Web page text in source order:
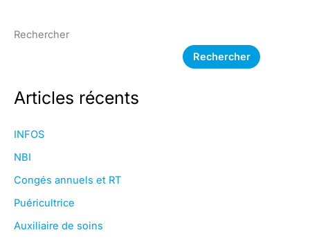
Rechercher
Rechercher
Articles récents
INFOS
NBI
Congés annuels et RT
Puéricultrice
Auxiliaire de soins